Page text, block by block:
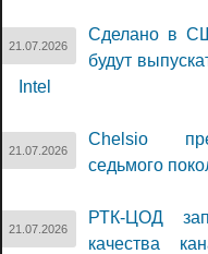
21.07.2026
Сделано в
будут
Intel
21.07.2026
Chelsio
седьмого
21.07.2026
РТК-ЦОД
качества